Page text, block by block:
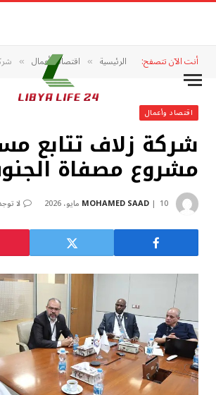
أنت الآن تتصفح: الرئيسية » اقتصاد وأعمال »
اقتصاد وأعمال
شركة زلاف تتابع
مشروع مصفاة
MOHAMED SAAD 10 مايو، 2026 لا